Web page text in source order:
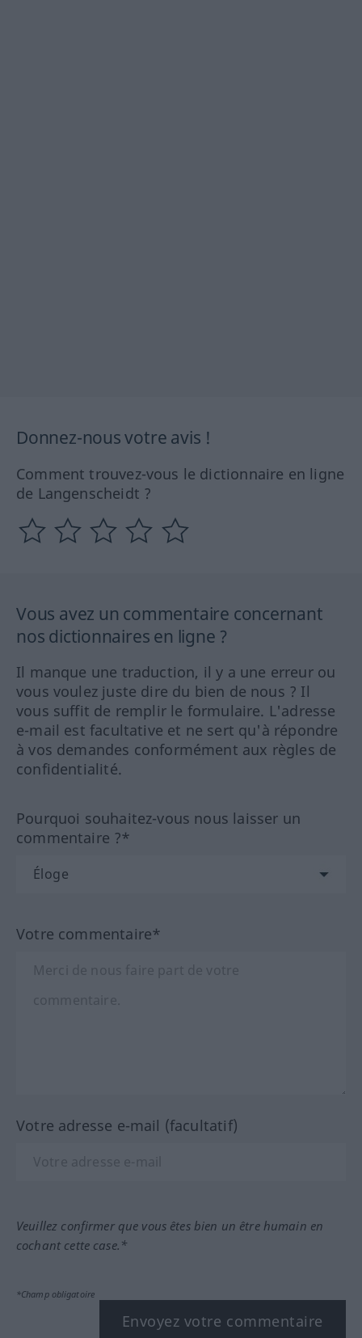
Donnez-nous votre avis !
Comment trouvez-vous le dictionnaire en ligne
de Langenscheidt ?
Vous avez un commentaire concernant
nos dictionnaires en ligne ?
Il manque une traduction, il y a une erreur ou
vous voulez juste dire du bien de nous ? Il
vous suffit de remplir le formulaire. L'adresse
e-mail est facultative et ne sert qu'à répondre
à vos demandes conformément aux règles de
confidentialité.
Pourquoi souhaitez-vous nous laisser un
commentaire ?*
Votre commentaire*
Votre adresse e-mail (facultatif)
Veuillez confirmer que vous êtes bien un être humain en
cochant cette case.*
*Champ obligatoire
Envoyez votre commentaire